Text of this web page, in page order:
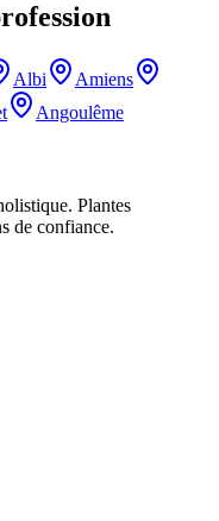
Albi
Amiens
Angoulême
Plantes
de confiance.